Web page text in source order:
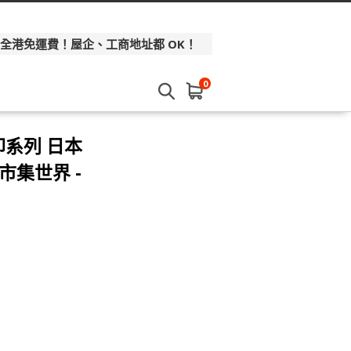
港免運費！屋企、工商地址都 OK！
0
列 日本
集世界 -